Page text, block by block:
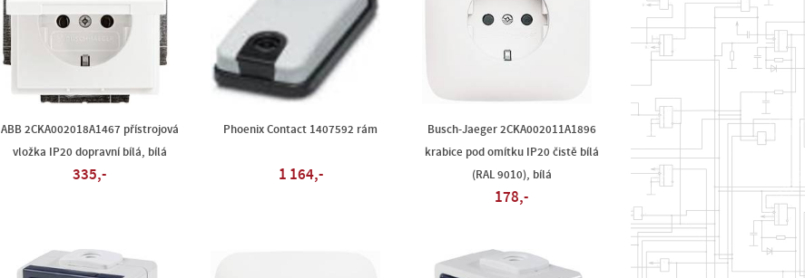
ABB 2CKA002018A1467 přístrojová
vložka IP20 dopravní bílá, bílá
335,-
Phoenix Contact 1407592 rám
1 164,-
Busch-Jaeger 2CKA002011A1896
krabice pod omítku IP20 čistě bílá
(RAL 9010), bílá
178,-